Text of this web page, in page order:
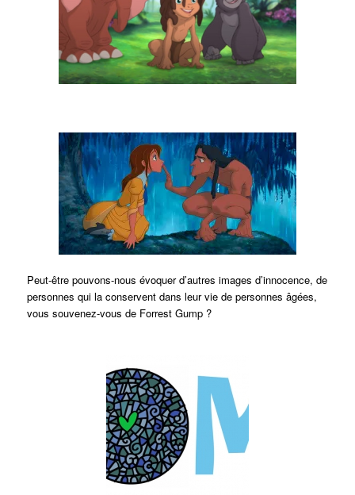
Peut-être pouvons-nous évoquer d’autres images d’innocence, de
personnes qui la conservent dans leur vie de personnes âgées,
vous souvenez-vous de Forrest Gump ?